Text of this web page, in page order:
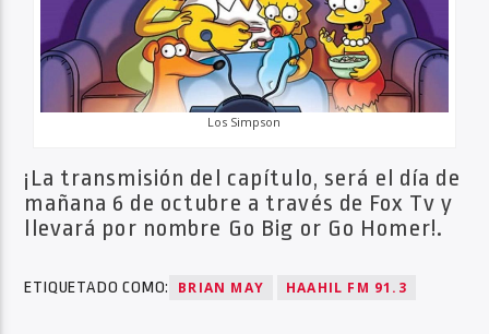
Los Simpson
¡La transmisión del capítulo, será el día de
mañana 6 de octubre a través de Fox Tv y
llevará por nombre Go Big or Go Homer!.
ETIQUETADO COMO: BRIAN MAY HAAHIL FM 91.3